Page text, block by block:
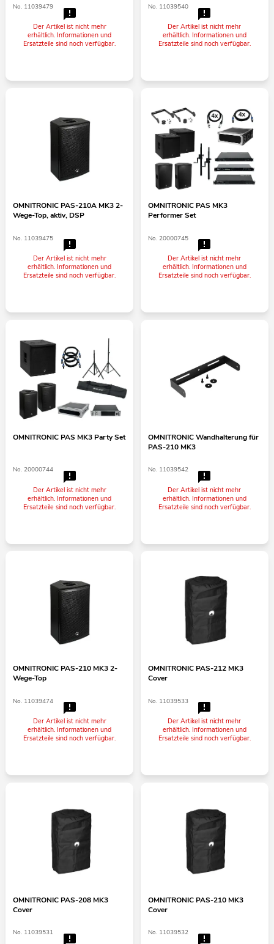
No. 11039479
Der Artikel ist nicht mehr
erhältlich. Informationen und
Ersatzteile sind noch verfügbar.
No. 11039540
Der Artikel ist nicht mehr
erhältlich. Informationen und
Ersatzteile sind noch verfügbar.
OMNITRONIC PAS-210A MK3 2-
Wege-Top, aktiv, DSP
No. 11039475
Der Artikel ist nicht mehr
erhältlich. Informationen und
Ersatzteile sind noch verfügbar.
OMNITRONIC PAS MK3
Performer Set
No. 20000745
Der Artikel ist nicht mehr
erhältlich. Informationen und
Ersatzteile sind noch verfügbar.
OMNITRONIC PAS MK3 Party Set
No. 20000744
Der Artikel ist nicht mehr
erhältlich. Informationen und
Ersatzteile sind noch verfügbar.
OMNITRONIC Wandhalterung für
PAS-210 MK3
No. 11039542
Der Artikel ist nicht mehr
erhältlich. Informationen und
Ersatzteile sind noch verfügbar.
OMNITRONIC PAS-210 MK3 2-
Wege-Top
No. 11039474
Der Artikel ist nicht mehr
erhältlich. Informationen und
Ersatzteile sind noch verfügbar.
OMNITRONIC PAS-212 MK3
Cover
No. 11039533
Der Artikel ist nicht mehr
erhältlich. Informationen und
Ersatzteile sind noch verfügbar.
OMNITRONIC PAS-208 MK3
Cover
No. 11039531
OMNITRONIC PAS-210 MK3
Cover
No. 11039532